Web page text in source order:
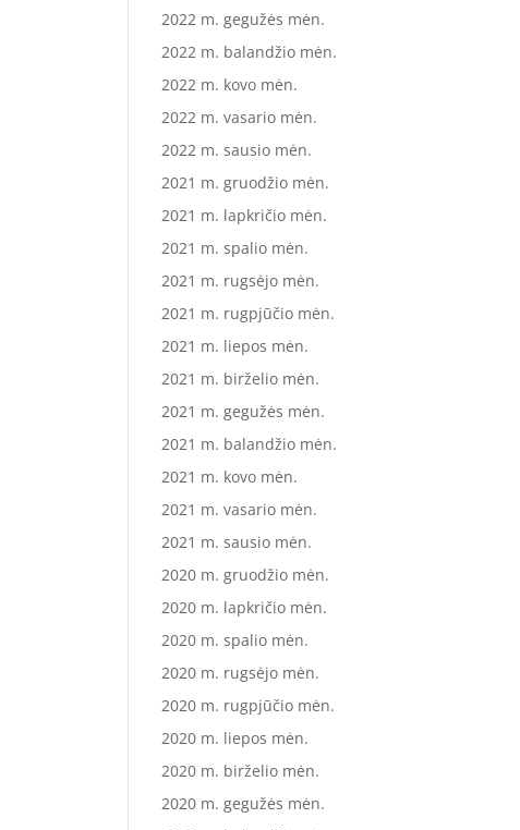
2022 m. gegužės mėn.
2022 m. balandžio mėn.
2022 m. kovo mėn.
2022 m. vasario mėn.
2022 m. sausio mėn.
2021 m. gruodžio mėn.
2021 m. lapkričio mėn.
2021 m. spalio mėn.
2021 m. rugsėjo mėn.
2021 m. rugpjūčio mėn.
2021 m. liepos mėn.
2021 m. birželio mėn.
2021 m. gegužės mėn.
2021 m. balandžio mėn.
2021 m. kovo mėn.
2021 m. vasario mėn.
2021 m. sausio mėn.
2020 m. gruodžio mėn.
2020 m. lapkričio mėn.
2020 m. spalio mėn.
2020 m. rugsėjo mėn.
2020 m. rugpjūčio mėn.
2020 m. liepos mėn.
2020 m. birželio mėn.
2020 m. gegužės mėn.